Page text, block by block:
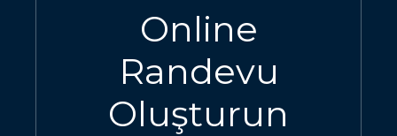
Online
Randevu
Oluşturun